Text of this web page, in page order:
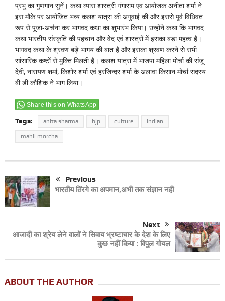
प्रभु का गुणगान सुनें। कथा व्यास शास्त्री गंगाराम एव आयोजक अनीता शर्मा ने
इस मौके पर आयोजित भव्य कलश यात्रा की अगुवाई की और इससे पूर्व विधिवत
रूप से पूूजा-अर्चना कर भागवद कथा का शुभारंभ किया। उन्होंने कथा कि भागवद
कथा भारतीय संस्कृति की पहचान और वेद एवं शास्त्रों में इसका बड़ा महत्व है।
भागवद कथा के श्रवण बड़े भागय की बात है और इसका श्रवण करने से सभी
सांसारिक कष्टों से मुक्ति मिलती है। कलश यात्रा में भाजपा महिला मोर्चा की संजू
देवी, नारायण शर्मा, किशोर शर्मा एवं हरजिन्दर शर्मा के अलावा किसान मोर्चा सदस्य
बी डी कौशिक ने भाग लिया।
Share this on WhatsApp
Tags: anita sharma bjp culture Indian
mahil morcha
Previous
भारतीय तिंरगे का अपमान,अभी तक संज्ञान नही
Next
आजादी का श्रेय लेने वालों ने सिवाय भ्रष्टाचार के देश के लिए
कुछ नहीं किया : विपुल गोयल
ABOUT THE AUTHOR